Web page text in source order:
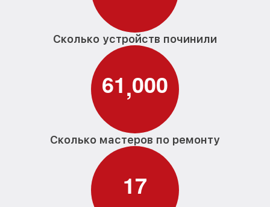
Сколько устройств починили
61,000
Сколько мастеров по ремонту
17